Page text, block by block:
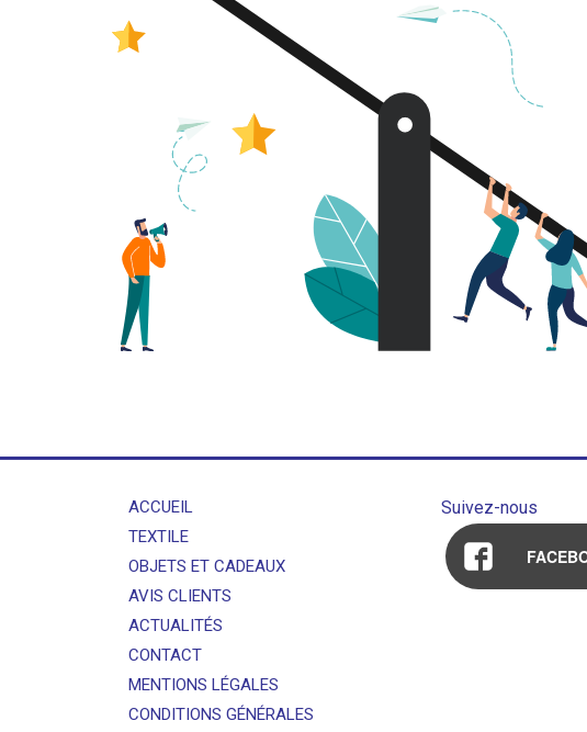
ACCUEIL
TEXTILE
OBJETS ET CADEAUX
AVIS CLIENTS
ACTUALITÉS
CONTACT
MENTIONS LÉGALES
CONDITIONS GÉNÉRALES
Suivez-nous